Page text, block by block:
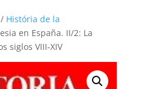
/ História de la
en España. II/2: La
siglos VIII-XIV